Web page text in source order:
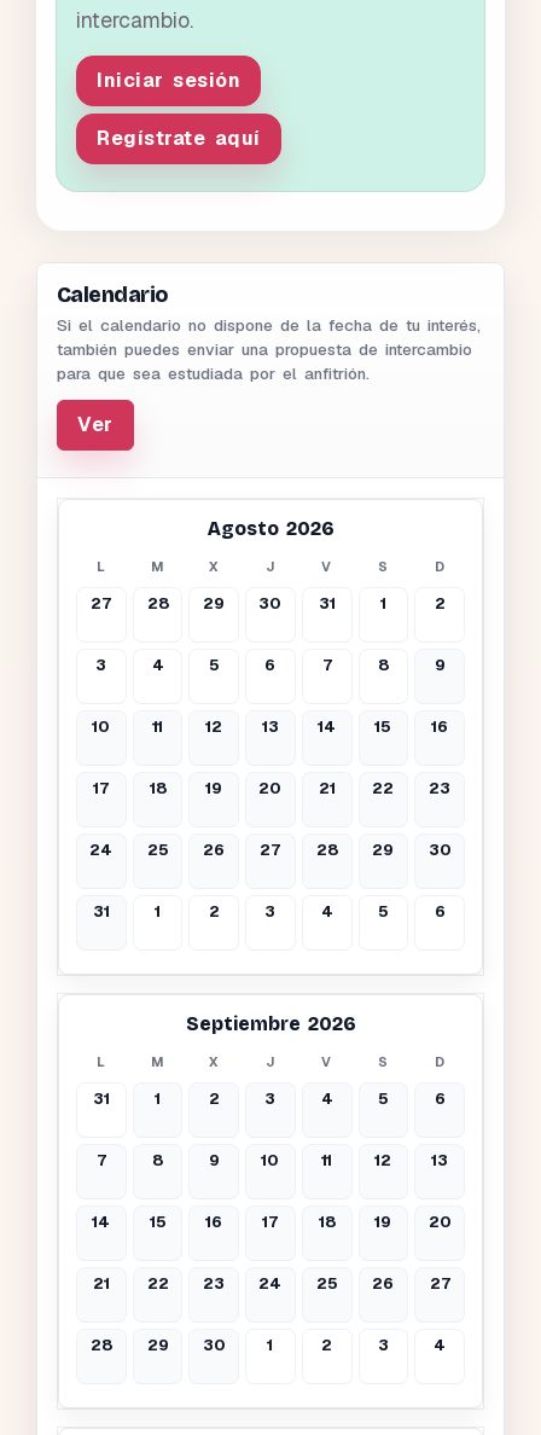
intercambio.
Iniciar sesión
Regístrate aquí
Calendario
Si el calendario no dispone de la fecha de tu interés,
también puedes enviar una propuesta de intercambio
para que sea estudiada por el anfitrión.
Ver
Agosto 2026
L M X J V S D
27 28 29 30 31 1 2
3 4 5 6 7 8 9
10 11 12 13 14 15 16
17 18 19 20 21 22 23
24 25 26 27 28 29 30
31 1 2 3 4 5 6
Septiembre 2026
L M X J V S D
31 1 2 3 4 5 6
7 8 9 10 11 12 13
14 15 16 17 18 19 20
21 22 23 24 25 26 27
28 29 30 1 2 3 4